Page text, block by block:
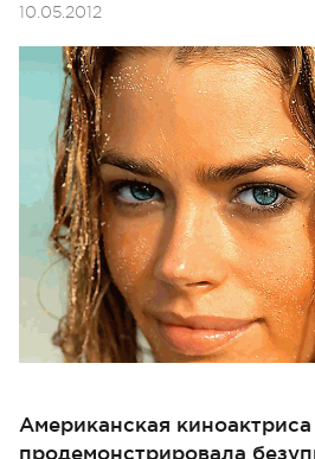
10.05.2012
Американская
продемонстрировала